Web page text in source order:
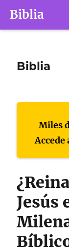
Biblia
Biblia
Miles
Jesús